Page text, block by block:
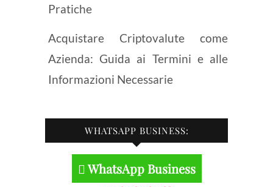
Pratiche
Acquistare Criptovalute come
Azienda: Guida ai Termini e alle
Informazioni Necessarie
WHATSAPP BUSINESS:
WhatsApp Business